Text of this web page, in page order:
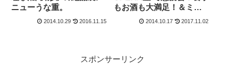
ニューうな重。
2014.10.29 2016.11.15
もお酒も大満足！＆ミス
ドもお土産にいただいち
2014.10.17 2017.11.02
スポンサーリンク